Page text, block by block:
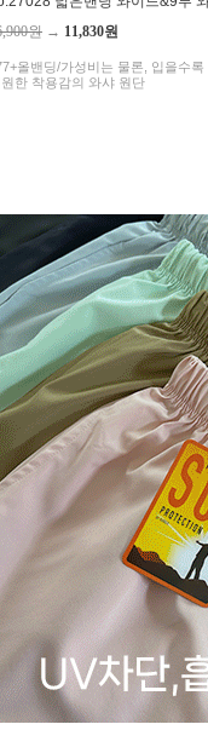
원 → 11,830원
올밴딩/가성비는 물론, 입을수
원한 착용감의 와샤 원단